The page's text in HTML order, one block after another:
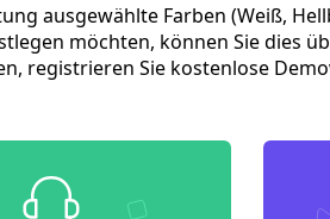
ausgewählte Farben (Weiß,
möchten, können Sie dies
registrieren Sie kostenlose